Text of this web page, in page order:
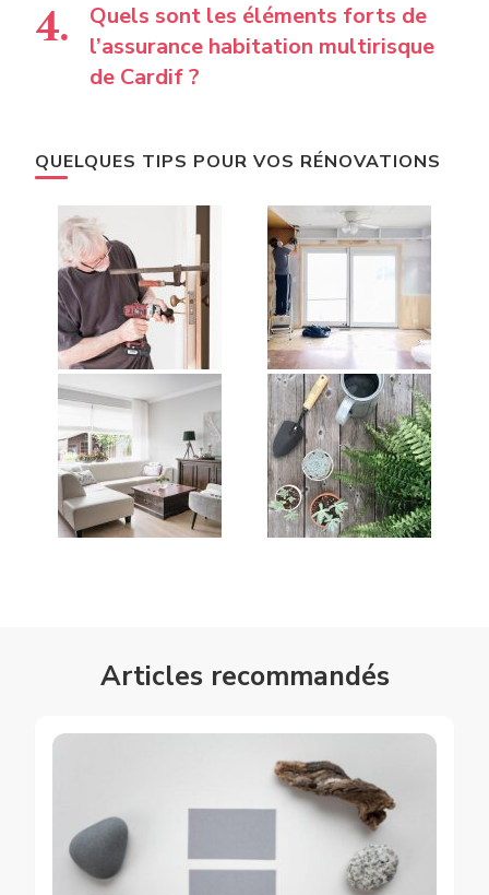
Quels sont les éléments forts de
l’assurance habitation multirisque
de Cardif ?
QUELQUES TIPS POUR VOS RÉNOVATIONS
Articles recommandés